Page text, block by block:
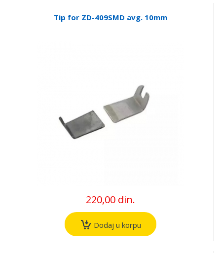
Tip for ZD-409SMD avg. 10mm
220,00 din.
Dodaj u korpu